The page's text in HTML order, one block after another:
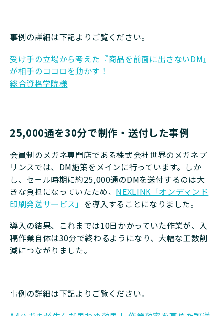
事例の詳細は下記よりご覧ください。
受け手の立場から考えた『商品を前面に出さないDM』
が相手のココロを動かす！
総合資格学院様
25,000通を30分で制作・送付した事例
会員制のメガネ専門店である株式会社世界のメガネプ
リンスでは、DM施策をメインに行っています。しか
し、セール時期に約25,000通のDMを送付するのは大
きな負担になっていたため、 NEXLINK「オンデマンド
印刷発送サービス」 を導入することになりました。
導入の結果、これまでは10日かかっていた作業が、入
稿作業自体は30分で終わるようになり、大幅な工数削
減につながりました。
事例の詳細は下記よりご覧ください。